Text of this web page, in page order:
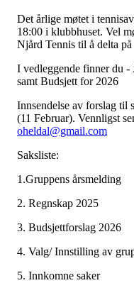
Det årlige møtet i
18:00 i klubbhuset. Vel
Njård Tennis til å delta
I vedleggende finner du -
samt Budsjett for 2026
Innsendelse av forslag til
(11 Februar). Vennligst
oheldal@gmail.com
Saksliste:
1.Gruppens årsmelding
2. Regnskap 2025
3. Budsjettforslag 2026
4. Valg/ Innstilling av
5. Innkomne saker